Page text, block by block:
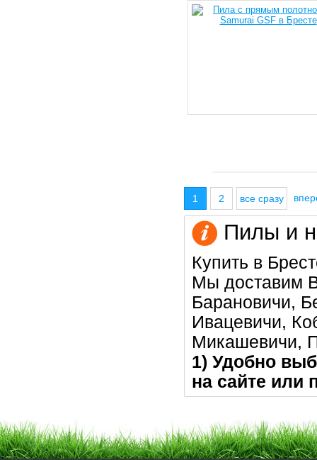
1 2 все сразу
Пилы и
Купить в
Мы доставим
Барановичи,
Ивацевичи,
Микашевичи,
1) Удобно
на сайте или